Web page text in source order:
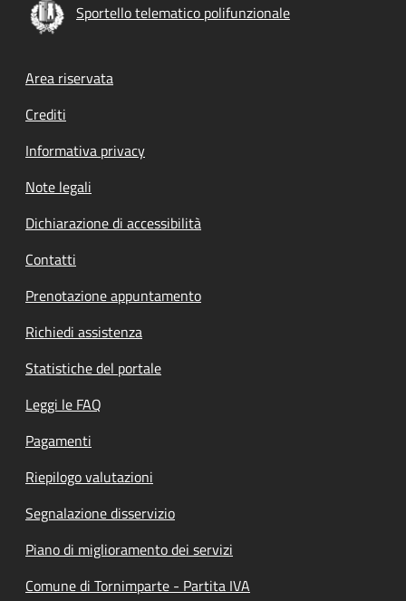
Sportello telematico polifunzionale
Footer menu
Area riservata
Crediti
Informativa privacy
Note legali
Dichiarazione di accessibilità
Contatti
Prenotazione appuntamento
Richiedi assistenza
Statistiche del portale
Leggi le FAQ
Pagamenti
Riepilogo valutazioni
Segnalazione disservizio
Piano di miglioramento dei servizi
Comune di Tornimparte - Partita IVA